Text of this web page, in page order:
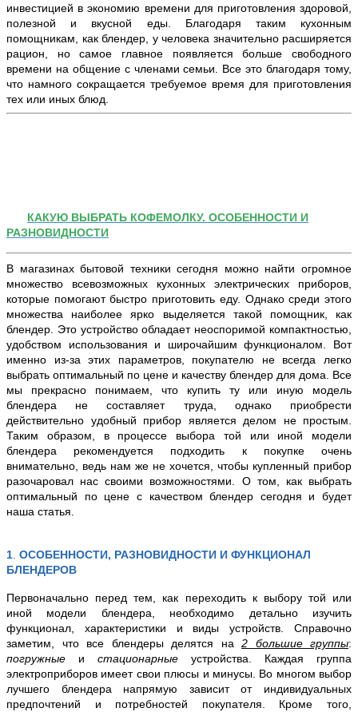
инвестицией в экономию времени для приготовления здоровой,
полезной и вкусной еды. Благодаря таким кухонным
помощникам, как блендер, у человека значительно расширяется
рацион, но самое главное появляется больше свободного
времени на общение с членами семьи. Все это благодаря тому,
что намного сокращается требуемое время для приготовления
тех или иных блюд.
КАКУЮ ВЫБРАТЬ КОФЕМОЛКУ. ОСОБЕННОСТИ И
РАЗНОВИДНОСТИ
В магазинах бытовой техники сегодня можно найти огромное
множество всевозможных кухонных электрических приборов,
которые помогают быстро приготовить еду. Однако среди этого
множества наиболее ярко выделяется такой помощник, как
блендер. Это устройство обладает неоспоримой компактностью,
удобством использования и широчайшим функционалом. Вот
именно из-за этих параметров, покупателю не всегда легко
выбрать оптимальный по цене и качеству блендер для дома. Все
мы прекрасно понимаем, что купить ту или иную модель
блендера не составляет труда, однако приобрести
действительно удобный прибор является делом не простым.
Таким образом, в процессе выбора той или иной модели
блендера рекомендуется подходить к покупке очень
внимательно, ведь нам же не хочется, чтобы купленный прибор
разочаровал нас своими возможностями. О том, как выбрать
оптимальный по цене с качеством блендер сегодня и будет
наша статья.
1. ОСОБЕННОСТИ, РАЗНОВИДНОСТИ И ФУНКЦИОНАЛ
БЛЕНДЕРОВ
Первоначально перед тем, как переходить к выбору той или
иной модели блендера, необходимо детально изучить
функционал, характеристики и виды устройств. Справочно
заметим, что все блендеры делятся на 2 большие группы:
погружные и стационарные устройства. Каждая группа
электроприборов имеет свои плюсы и минусы. Во многом выбор
лучшего блендера напрямую зависит от индивидуальных
предпочтений и потребностей покупателя. Кроме того,